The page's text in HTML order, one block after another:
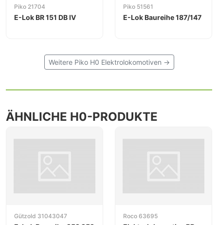
Piko 21704
E-Lok BR 151 DB IV
Piko 51561
E-Lok Baureihe 187/147
Weitere Piko H0 Elektrolokomotiven →
ÄHNLICHE H0-PRODUKTE
Gützold 31043047 Roco 63695